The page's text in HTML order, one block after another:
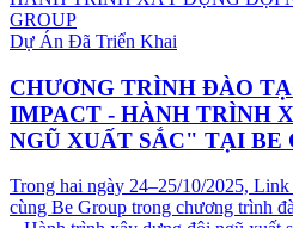
Dự Án Đã Triển Khai
CHƯƠNG TRÌNH ĐÀO
IMPACT - HÀNH TRÌNH
NGŨ XUẤT SẮC" TẠI BE
Trong hai ngày 24–25/10/2025,
cùng Be Group trong chương trình